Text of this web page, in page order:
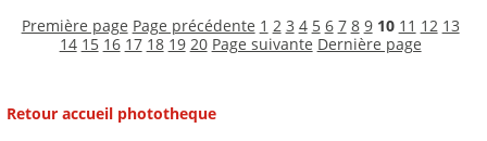
Première page Page précédente 1 2 3 4 5 6 7 8 9 10 11 12 13
14 15 16 17 18 19 20 Page suivante Dernière page
Retour accueil phototheque